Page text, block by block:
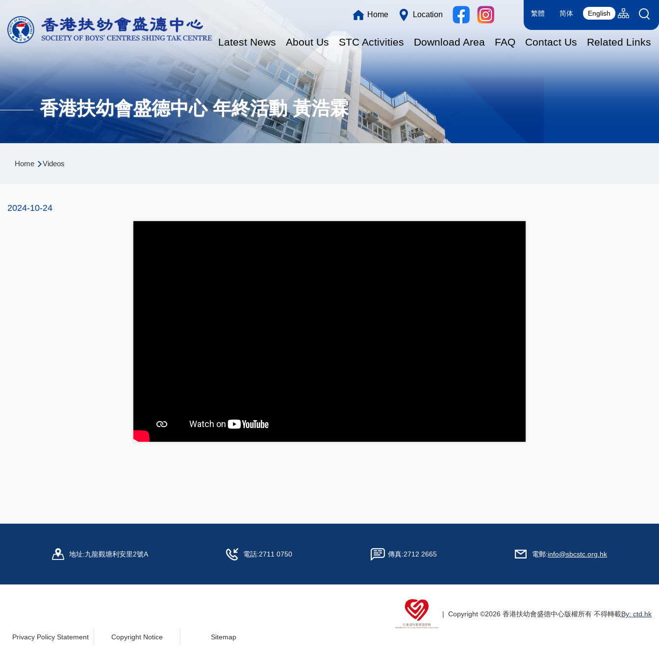
Home Location
Language
switcher
繁體 简体 English
Latest News About Us STC Activities Download Area FAQ Contact Us Related Links
香港扶幼會盛德中心 年終活動 黃浩霖
Home Videos
2024-10-24
地址:九龍觀塘利安里2號A 電話:2711 0750 傳真:2712 2665 電郵:info@sbcstc.org.hk
| Copyright ©2026 香港扶幼會盛德中心版權所有 不得轉載By: ctd.hk
Privacy Policy Statement Copyright Notice Sitemap